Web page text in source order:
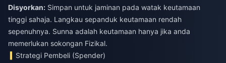
Disyorkan: Simpan untuk jaminan pada watak keutamaan
tinggi sahaja. Langkau sepanduk keutamaan rendah
sepenuhnya. Sunna adalah keutamaan hanya jika anda
memerlukan sokongan Fizikal.
Strategi Pembeli (Spender)